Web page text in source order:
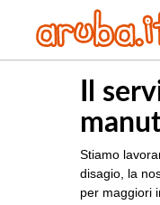
Il
Stiamo
disagio, la
per maggiori